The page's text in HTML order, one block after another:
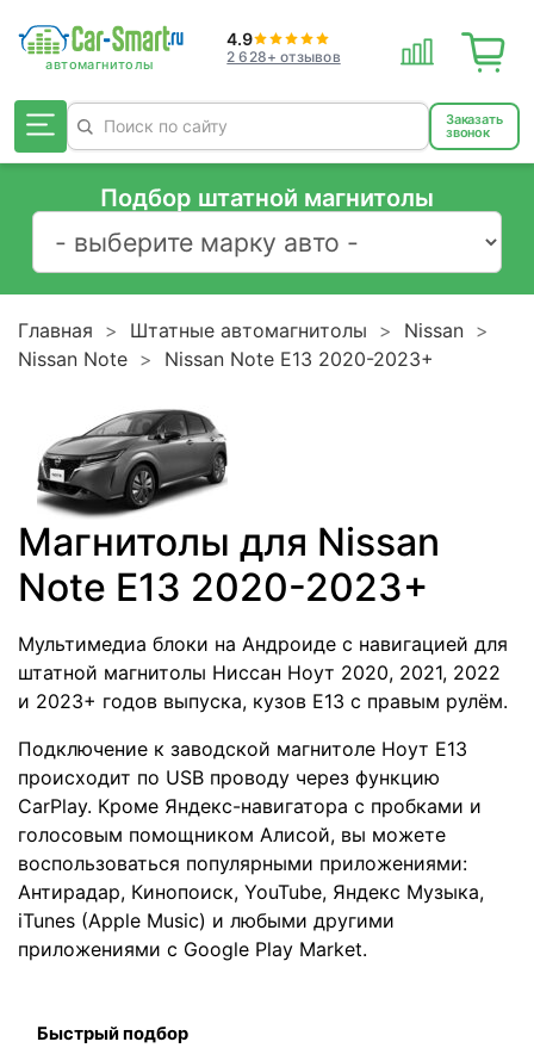
4.9
2 628+ отзывов
Заказать
звонок
Подбор штатной магнитолы
Главная Штатные автомагнитолы
Nissan
Nissan Note
Nissan Note E13 2020-2023+
Магнитолы для Nissan
Note E13 2020-2023+
Мультимедиа блоки на Андроиде с навигацией для
штатной магнитолы Ниссан Ноут 2020, 2021, 2022
и 2023+ годов выпуска, кузов Е13 с правым рулём.
Подключение к заводской магнитоле Ноут Е13
происходит по USB проводу через функцию
CarPlay. Кроме Яндекс-навигатора с пробками и
голосовым помощником Алисой, вы можете
воспользоваться популярными приложениями:
Антирадар, Кинопоиск, YouTube, Яндекс Музыка,
iTunes (Apple Music) и любыми другими
приложениями с Google Play Market.
Быстрый подбор